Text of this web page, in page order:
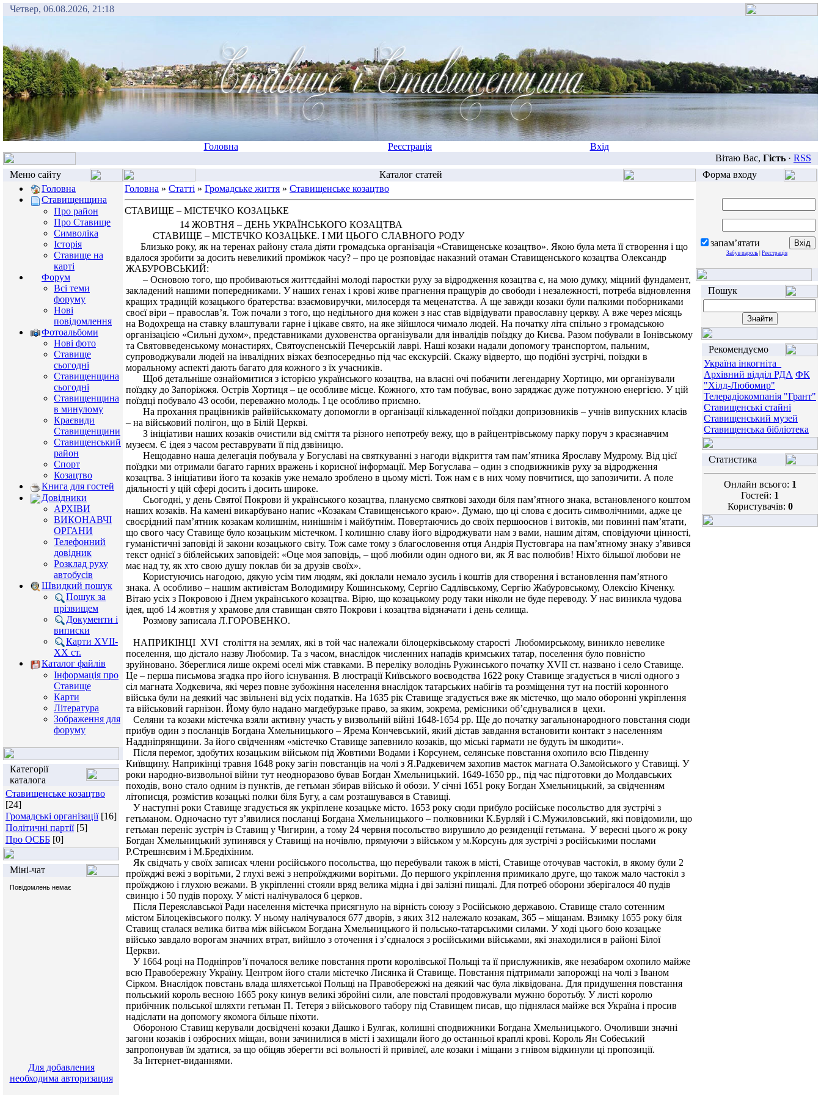
Четвер, 06.08.2026, 21:18
Головна Реєстрація
Вхід
Вітаю Вас, Гість · RSS
Меню сайту
Головна
Ставищенщина
Про район
Про Ставище
Символіка
Історія
Ставище на
карті
Форум
Всі теми
форуму
Нові
повідомлення
Фотоальбоми
Нові фото
Ставище
сьогодні
Ставищенщина
сьогодні
Ставищенщина
в минулому
Краєвиди
Ставищенщини
Ставищенський
район
Спорт
Козацтво
Книга для гостей
Довідники
АРХІВИ
ВИКОНАВЧІ
ОРГАНИ
Телефонний
довідник
Розклад руху
автобусів
Швидкий пошук
Пошук за
прізвищем
Документи і
виписки
Карти XVII-
XX ст.
Каталог файлів
Інформація про
Ставище
Карти
Література
Зображення для
форуму
Категорії
каталога
Ставищенське козацтво
[24]
Громадські організації [16]
Політичні партії [5]
Про ОСББ [0]
Міні-чат
Для добавления
необходима авторизация
Каталог статей
Головна » Статті » Громадське життя » Ставищенське козацтво
СТАВИЩЕ – МІСТЕЧКО КОЗАЦЬКЕ
14 ЖОВТНЯ – ДЕНЬ УКРАЇНСЬКОГО КОЗАЦТВА
СТАВИЩЕ – МІСТЕЧКО КОЗАЦЬКЕ. І МИ ЦЬОГО СЛАВНОГО РОДУ
Близько року, як на теренах району стала діяти громадська організація «Ставищенське козацтво». Якою була мета її створення і що
вдалося зробити за досить невеликий проміжок часу? – про це розповідає наказний отаман Ставищенського козацтва Олександр
ЖАБУРОВСЬКИЙ:
– Основою того, що пробиваються життєдайні молоді паростки руху за відродження козацтва є, на мою думку, міцний фундамент,
закладений нашими попередниками. У наших генах і крові живе прагнення пращурів до свободи і незалежності, потреба відновлення
кращих традицій козацького братерства: взаємовиручки, милосердя та меценатства. А ще завжди козаки були палкими поборниками
своєї віри – православ’я. Тож почали з того, що недільного дня кожен з нас став відвідувати православну церкву. А вже через місяць
на Водохреща на ставку влаштували гарне і цікаве свято, на яке зійшлося чимало людей. На початку літа спільно з громадською
організацією «Сильні духом», представниками духовенства організували для інвалідів поїздку до Києва. Разом побували в Іонівському
та Святовведенському монастирях, Святоуспенській Печерській лаврі. Наші козаки надали допомогу транспортом, пальним,
супроводжували людей на інвалідних візках безпосередньо під час екскурсій. Скажу відверто, що подібні зустрічі, поїздки в
моральному аспекті дають багато для кожного з їх учасників.
Щоб детальніше ознайомитися з історією українського козацтва, на власні очі побачити легендарну Хортицю, ми організували
поїздку до Запоріжжя. Острів Хортиця – це особливе місце. Кожного, хто там побуває, воно заряджає дуже потужною енергією. У цій
поїздці побувало 43 особи, переважно молодь. І це особливо приємно.
На прохання працівників райвійськкомату допомогли в організації кількаденної поїздки допризовників – учнів випускних класів
– на військовий полігон, що в Білій Церкві.
З ініціативи наших козаків очистили від сміття та різного непотребу вежу, що в райцентрівському парку поруч з краєзнавчим
музеєм. Є ідея з часом реставрувати її під дзвіницю.
Нещодавно наша делегація побувала у Богуславі на святкуванні з нагоди відкриття там пам’ятника Ярославу Мудрому. Від цієї
поїздки ми отримали багато гарних вражень і корисної інформації. Мер Богуслава – один з сподвижників руху за відродження
козацтва. З ініціативи його та козаків уже немало зроблено в цьому місті. Тож нам є в них чому повчитися, що запозичити. А поле
діяльності у цій сфері досить і досить широке.
Сьогодні, у день Святої Покрови й українського козацтва, плануємо святкові заходи біля пам’ятного знака, встановленого коштом
наших козаків. На камені викарбувано напис «Козакам Ставищенського краю». Думаю, що ці слова є досить символічними, адже це
своєрідний пам’ятник козакам колишнім, нинішнім і майбутнім. Повертаючись до своїх першооснов і витоків, ми повинні пам’ятати,
що свого часу Ставище було козацьким містечком. І колишню славу його відроджувати нам з вами, нашим дітям, сповідуючи цінності,
гуманістичні заповіді й закони козацького світу. Тож саме тому з благословення отця Андрія Пустовгара на пам’ятному знаку з’явився
текст однієї з біблейських заповідей: «Оце моя заповідь, – щоб любили один одного ви, як Я вас полюбив! Ніхто більшої любови не
має над ту, як хто свою душу поклав би за друзів своїх».
Користуючись нагодою, дякую усім тим людям, які доклали немало зусиль і коштів для створення і встановлення пам’ятного
знака. А особливо – нашим активістам Володимиру Кошинському, Сергію Садлівському, Сергію Жабуровському, Олексію Кіченку.
Вітаю усіх з Покровою і Днем українського козацтва. Вірю, що козацькому роду таки ніколи не буде переводу. У нас виникла чудова
ідея, щоб 14 жовтня у храмове для ставищан свято Покрови і козацтва відзначати і день селища.
Розмову записала Л.ГОРОВЕНКО.
НАПРИКІНЦІ XVI століття на землях, які в той час належали білоцерківському старості Любомирському, виникло невелике
поселення, що дістало назву Любомир. Та з часом, внаслідок численних нападів кримських татар, поселення було повністю
зруйновано. Збереглися лише окремі оселі між ставками. В переліку володінь Ружинського початку XVII ст. названо і село Ставище.
Це – перша письмова згадка про його існування. В люстрації Київського воєводства 1622 року Ставище згадується в числі одного з
сіл магната Ходкевича, які через повне зубожіння населення внаслідок татарських набігів та розміщення тут на постій коронного
війська були на деякий час звільнені від усіх податків. На 1635 рік Ставище згадується вже як містечко, що мало оборонні укріплення
та військовий гарнізон. Йому було надано магдебурзьке право, за яким, зокрема, ремісники об’єднувалися в цехи.
Селяни та козаки містечка взяли активну участь у визвольній війні 1648-1654 рр. Ще до початку загальнонародного повстання сюди
прибув один з посланців Богдана Хмельницького – Ярема Кончевський, який дістав завдання встановити контакт з населенням
Наддніпрянщини. За його свідченням «містечко Ставище запевнило козаків, що міські гармати не будуть їм шкодити».
Після перемог, здобутих козацьким військом під Жовтими Водами і Корсунем, селянське повстання охопило всю Південну
Київщину. Наприкінці травня 1648 року загін повстанців на чолі з Я.Радкевичем захопив маєток магната О.Замойського у Ставищі. У
роки народно-визвольної війни тут неодноразово бував Богдан Хмельницький. 1649-1650 рр., під час підготовки до Молдавських
походів, воно стало одним із пунктів, де гетьман збирав військо й обози. У січні 1651 року Богдан Хмельницький, за свідченням
літописця, розмістив козацькі полки біля Бугу, а сам розташувався в Ставищі.
У наступні роки Ставище згадується як укріплене козацьке місто. 1653 року сюди прибуло російське посольство для зустрічі з
гетьманом. Одночасно тут з’явилися посланці Богдана Хмельницького – полковники К.Бурляй і С.Мужиловський, які повідомили, що
гетьман переніс зустріч із Ставищ у Чигирин, а тому 24 червня посольство вирушило до резиденції гетьмана. У вересні цього ж року
Богдан Хмельницький зупинявся у Ставищі на ночівлю, прямуючи з військом у м.Корсунь для зустрічі з російськими послами
Р.Стрешнєвим і М.Бредіхіним.
Як свідчать у своїх записах члени російського посольства, що перебували також в місті, Ставище оточував частокіл, в якому були 2
проїжджі вежі з ворітьми, 2 глухі вежі з непроїжджими ворітьми. До першого укріплення примикало друге, що також мало частокіл з
проїжджою і глухою вежами. В укріпленні стояли вряд велика мідна і дві залізні пищалі. Для потреб оборони зберігалося 40 пудів
свинцю і 50 пудів пороху. У місті налічувалося 6 церков.
Після Переяславської Ради населення містечка присягнуло на вірність союзу з Російською державою. Ставище стало сотенним
містом Білоцеківського полку. У ньому налічувалося 677 дворів, з яких 312 належало козакам, 365 – міщанам. Взимку 1655 року біля
Ставищ сталася велика битва між військом Богдана Хмельницького й польсько-татарськими силами. У ході цього бою козацьке
військо завдало ворогам значних втрат, вийшло з оточення і з’єдналося з російськими військами, які знаходилися в районі Білої
Церкви.
У 1664 році на Подніпров’ї почалося велике повстання проти королівської Польщі та її прислужників, яке незабаром охопило майже
всю Правобережну Україну. Центром його стали містечко Лисянка й Ставище. Повстання підтримали запорожці на чолі з Іваном
Сірком. Внаслідок повстань влада шляхетської Польщі на Правобережжі на деякий час була ліквідована. Для придушення повстання
польський король весною 1665 року кинув великі збройні сили, але повсталі продовжували мужню боротьбу. У листі королю
прибічник польської шляхти гетьман П. Тетеря з військового табору під Ставищем писав, що піднялася майже вся Україна і просив
надіслати на допомогу якомога більше піхоти.
Обороною Ставищ керували досвідчені козаки Дашко і Булгак, колишні сподвижники Богдана Хмельницького. Очоливши значні
загони козаків і озброєних міщан, вони зачинилися в місті і захищали його до останньої краплі крові. Король Ян Собеський
запропонував їм здатися, за що обіцяв зберегти всі вольності й привілеї, але козаки і міщани з гнівом відкинули ці пропозиції.
За Інтернет-виданнями.
Форма входу
запам’ятати
Забув пароль Реєстрація
Пошук
Рекомендуємо
Україна інкогніта_
Архівний відділ РДА ФК
"Хілд-Любомир"
Телерадіокомпанія "Грант"
Ставищенські стайні
Ставищенський музей
Ставищенська бібліотека
Статистика
Онлайн всього: 1
Гостей: 1
Користувачів: 0